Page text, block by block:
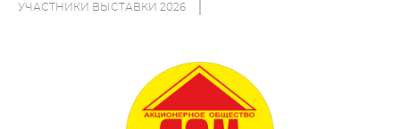
УЧАСТНИКИ ВЫСТАВКИ 2026